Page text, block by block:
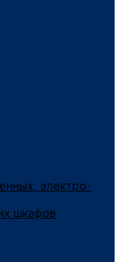
электро-
шкафов